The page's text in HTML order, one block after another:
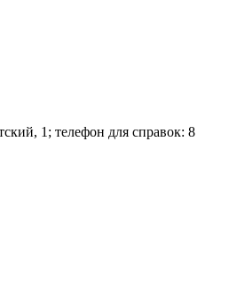
1; телефон для справок: 8